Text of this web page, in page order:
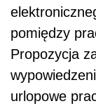
pomiędzy
Propozycja
urlopowe